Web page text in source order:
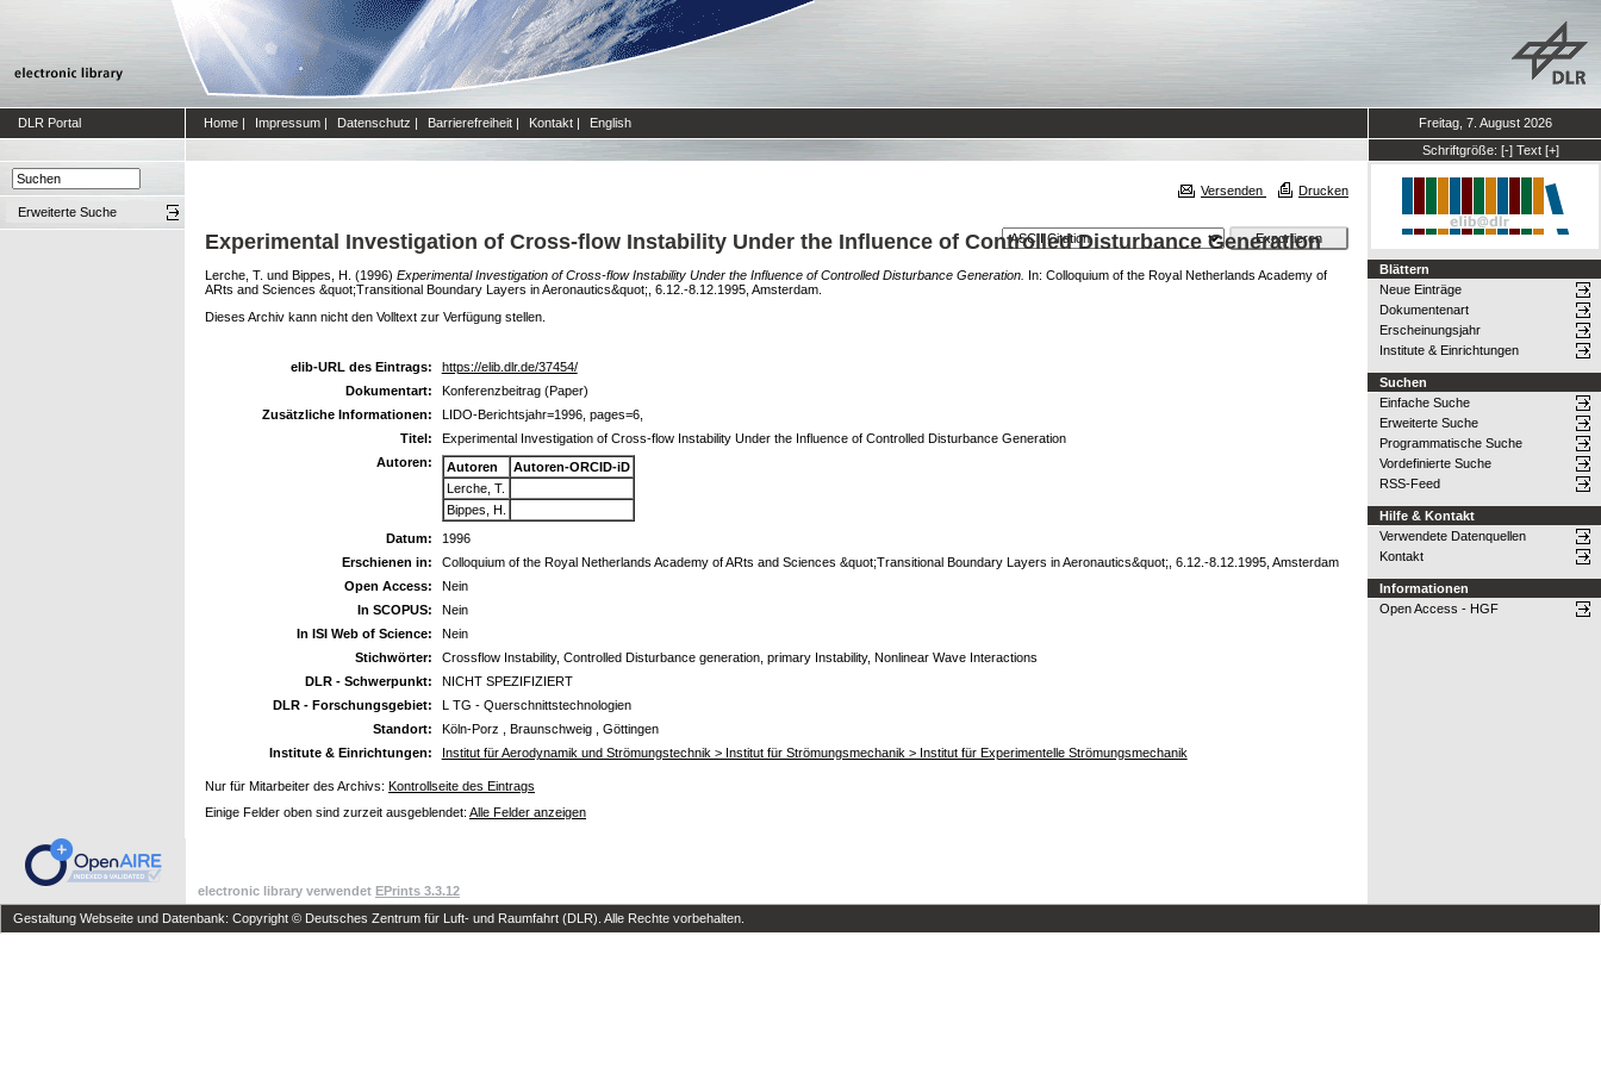
DLR Portal Home | Impressum | Datenschutz | Barrierefreiheit | Kontakt | English
Freitag, 7. August 2026
Schriftgröße: [-] Text [+]
Erweiterte Suche
Versenden Drucken
Experimental Investigation of Cross-flow Instability Under the Influence of Controlled Disturbance Generation
Lerche, T. und Bippes, H. (1996) Experimental Investigation of Cross-flow Instability Under the Influence of Controlled Disturbance Generation. In: Colloquium of the Royal Netherlands Academy of
ARts and Sciences &quot;Transitional Boundary Layers in Aeronautics&quot;, 6.12.-8.12.1995, Amsterdam.
Dieses Archiv kann nicht den Volltext zur Verfügung stellen.
elib-URL des Eintrags:
https://elib.dlr.de/37454/
Dokumentart:
Konferenzbeitrag (Paper)
Zusätzliche Informationen:
LIDO-Berichtsjahr=1996, pages=6,
Titel:
Experimental Investigation of Cross-flow Instability Under the Influence of Controlled Disturbance Generation
Autoren:
Autoren
Autoren-ORCID-iD
Lerche, T.
Bippes, H.
Datum:
1996
Erschienen in:
Colloquium of the Royal Netherlands Academy of ARts and Sciences &quot;Transitional Boundary Layers in Aeronautics&quot;, 6.12.-8.12.1995, Amsterdam
Open Access:
Nein
In SCOPUS:
Nein
In ISI Web of Science:
Nein
Stichwörter:
Crossflow Instability, Controlled Disturbance generation, primary Instability, Nonlinear Wave Interactions
DLR - Schwerpunkt:
NICHT SPEZIFIZIERT
DLR - Forschungsgebiet:
L TG - Querschnittstechnologien
Standort:
Köln-Porz , Braunschweig , Göttingen
Institute & Einrichtungen:
Institut für Aerodynamik und Strömungstechnik > Institut für Strömungsmechanik > Institut für Experimentelle Strömungsmechanik
Nur für Mitarbeiter des Archivs: Kontrollseite des Eintrags
Einige Felder oben sind zurzeit ausgeblendet: Alle Felder anzeigen
Blättern
Neue Einträge
Dokumentenart
Erscheinungsjahr
Institute & Einrichtungen
Suchen
Einfache Suche
Erweiterte Suche
Programmatische Suche
Vordefinierte Suche
RSS-Feed
Hilfe & Kontakt
Verwendete Datenquellen
Kontakt
Informationen
Open Access - HGF
electronic library verwendet EPrints 3.3.12
Gestaltung Webseite und Datenbank: Copyright © Deutsches Zentrum für Luft- und Raumfahrt (DLR). Alle Rechte vorbehalten.